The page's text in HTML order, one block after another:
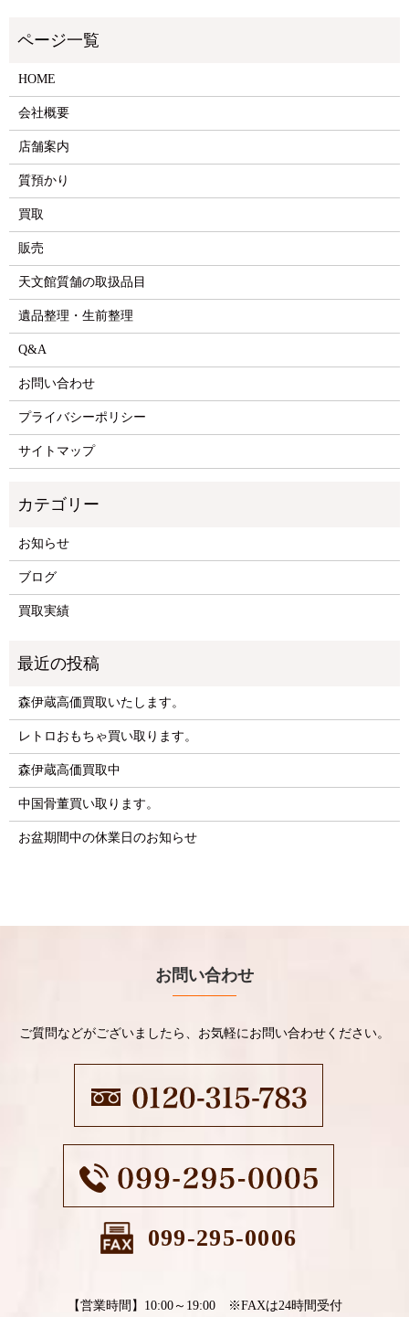
HOME
会社概要
店舗案内
質預かり
買取
販売
天文館質舗の取扱品目
遺品整理・生前整理
Q&A
お問い合わせ
プライバシーポリシー
サイトマップ
お知らせ
ブログ
買取実績
森伊蔵高価買取いたします。
レトロおもちゃ買い取ります。
森伊蔵高価買取中
中国骨董買い取ります。
お盆期間中の休業日のお知らせ
お問い合わせ
ご質問などがございましたら、お気軽にお問い合わせください。
099-295-0006
【営業時間】10:00～19:00 ※FAXは24時間受付